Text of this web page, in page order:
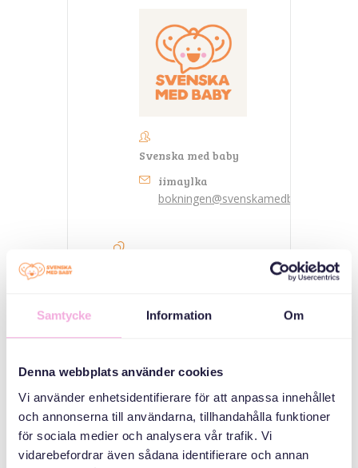
Samtycke Information Om
Denna webbplats använder cookies
Vi använder enhetsidentifierare för att anpassa innehållet
och annonserna till användarna, tillhandahålla funktioner
för sociala medier och analysera vår trafik. Vi
vidarebefordrar även sådana identifierare och annan
Svenska med baby
iimaylka
bokningen@svenskamedbaby.se
Guryaha qoyska